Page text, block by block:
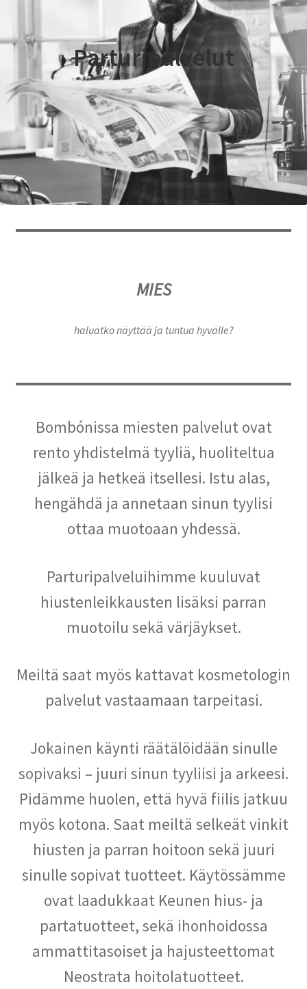
Kauneushoitola
Ekokampaamo
Henkilökunta
Yhteystiedot
Kauppa
Kanta-asiakas
Evästeseloste
Tietosuojaseloste
Parturipalvelut
MIES
haluatko näyttää ja tuntua hyvälle?
Bombónissa miesten palvelut ovat
rento yhdistelmä tyyliä, huoliteltua
jälkeä ja hetkeä itsellesi. Istu alas,
hengähdä ja annetaan sinun tyylisi
ottaa muotoaan yhdessä.
Parturipalveluihimme kuuluvat
hiustenleikkausten lisäksi parran
muotoilu sekä värjäykset.
Meiltä saat myös kattavat kosmetologin
palvelut vastaamaan tarpeitasi.
Jokainen käynti räätälöidään sinulle
sopivaksi – juuri sinun tyyliisi ja arkeesi.
Pidämme huolen, että hyvä fiilis jatkuu
myös kotona. Saat meiltä selkeät vinkit
hiusten ja parran hoitoon sekä juuri
sinulle sopivat tuotteet. Käytössämme
ovat laadukkaat Keunen hius- ja
partatuotteet, sekä ihonhoidossa
ammattitasoiset ja hajusteettomat
Neostrata hoitolatuotteet.